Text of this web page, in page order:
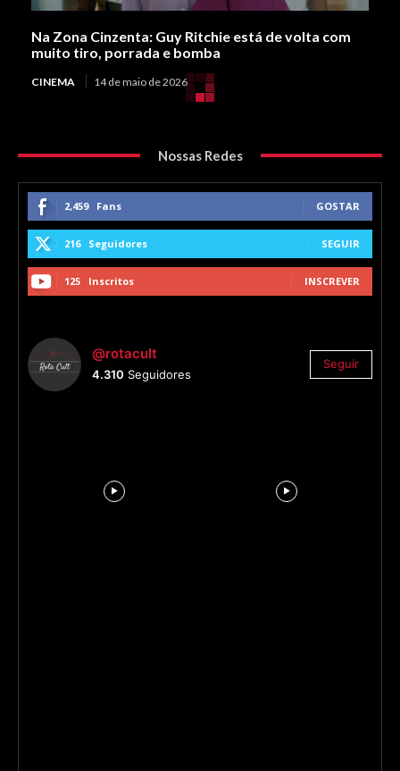
Na Zona Cinzenta: Guy Ritchie está de volta com
muito tiro, porrada e bomba
CINEMA 14 de maio de 2026
Nossas Redes
2,459 Fans GOSTAR
216 Seguidores SEGUIR
125 Inscritos INSCREVER
@rotacult
4.310 Seguidores
Seguir